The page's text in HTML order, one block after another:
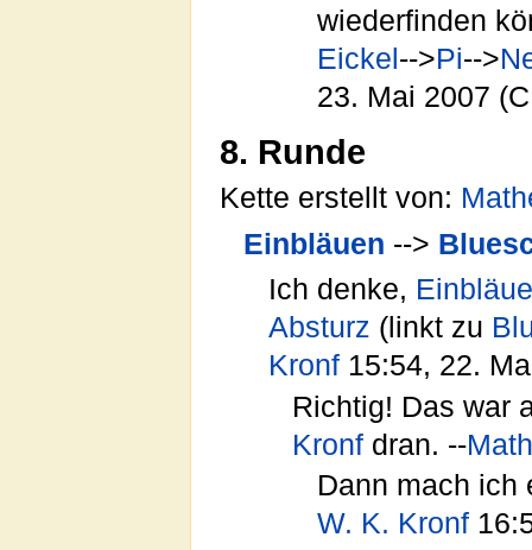
wiederfinden
Eickel-->Pi-->
23. Mai 2007
8. Runde
Kette erstellt von:
Einbläuen -->
Ich denke,
Absturz (linkt zu
Kronf15:54, 22.
Richtig! Das war
Kronf dran. --
Dann mach ich
W. K. Kronf